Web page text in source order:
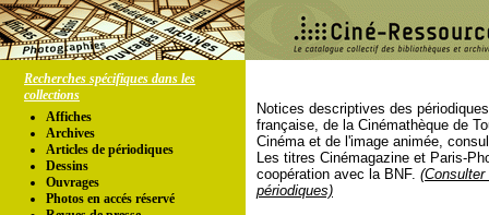
Recherches spécifiques dans les
collections
Affiches
Archives
Articles de périodiques
Dessins
Ouvrages
Photos en accés réservé
Notices descriptives des
française, de la Cinémathèque de
Cinéma et de l'image animée,
Les titres Cinémagazine et Paris-
coopération avec la BNF.
périodiques)